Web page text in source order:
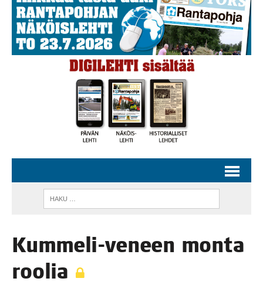
Kum­me­li-veneen mon­ta
roolia